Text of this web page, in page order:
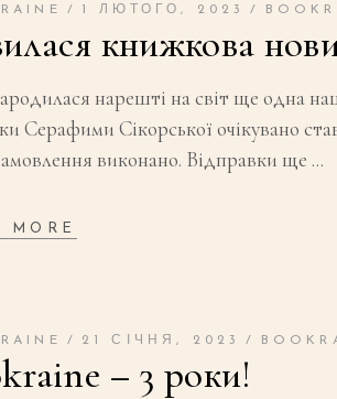
1 ЛЮТОГО, 2023
книжкова
нарешті на світ ще одна
Серафими Сікорської очікувано
виконано. Відправки ще
MORE
21 СІЧНЯ, 2023
– 3 роки!